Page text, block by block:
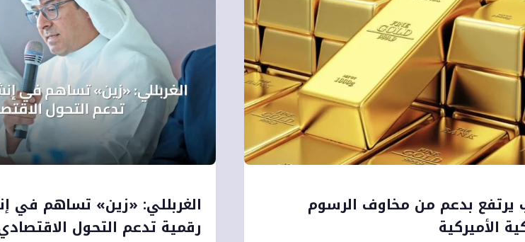
يرتفع بدعم من مخاوف الرسوم
الأميركية
الغربللي: «زين» تساهم في
رقمية تدعم التحول